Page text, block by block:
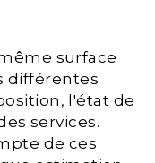
surface
différentes
l'état de
services.
de ces